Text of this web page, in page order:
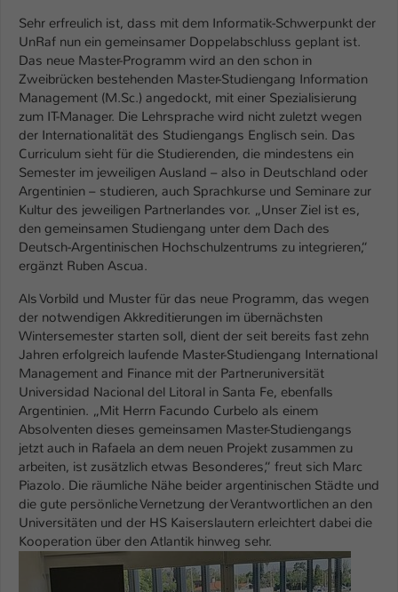
Show larger version
Sehr erfreulich ist, dass mit dem Informatik-Schwerpunkt der
UnRaf nun ein gemeinsamer Doppelabschluss geplant ist.
Das neue Master-Programm wird an den schon in
Zweibrücken bestehenden Master-Studiengang Information
Management (M.Sc.) angedockt, mit einer Spezialisierung
zum IT-Manager. Die Lehrsprache wird nicht zuletzt wegen
der Internationalität des Studiengangs Englisch sein. Das
Curriculum sieht für die Studierenden, die mindestens ein
Semester im jeweiligen Ausland – also in Deutschland oder
Argentinien – studieren, auch Sprachkurse und Seminare zur
Kultur des jeweiligen Partnerlandes vor. „Unser Ziel ist es,
den gemeinsamen Studiengang unter dem Dach des
Deutsch-Argentinischen Hochschulzentrums zu integrieren,“
ergänzt Ruben Ascua.
Als Vorbild und Muster für das neue Programm, das wegen
der notwendigen Akkreditierungen im übernächsten
Wintersemester starten soll, dient der seit bereits fast zehn
Jahren erfolgreich laufende Master-Studiengang International
Management and Finance mit der Partneruniversität
Universidad Nacional del Litoral in Santa Fe, ebenfalls
Argentinien. „Mit Herrn Facundo Curbelo als einem
Absolventen dieses gemeinsamen Master-Studiengangs
jetzt auch in Rafaela an dem neuen Projekt zusammen zu
arbeiten, ist zusätzlich etwas Besonderes,“ freut sich Marc
Piazolo. Die räumliche Nähe beider argentinischen Städte und
die gute persönliche Vernetzung der Verantwortlichen an den
Universitäten und der HS Kaiserslautern erleichtert dabei die
Kooperation über den Atlantik hinweg sehr.
Zweck
generierte ID, für die historische
Speicherung Ihrer vorgenommen
Einstellungen, falls der Webseiten-
Betreiber dies eingestellt hat.
Name fe_typo_user / PHPSESSID
Anbieter TYPO3
Laufzeit 1 Woche
Zweck
Dieses Cookie ist ein Standard-Session-
Cookie von TYPO3. Es speichert im Fall
eines Intranet-Logins die Session-ID. So
kann der eingeloggte Benutzer
wiedererkannt werden und es wird ihm
Zugang zu geschützten Bereichen
gewährt.
Name be_typo_user
Anbieter TYPO3
Laufzeit 1 Tag
Zweck
Dieser Cookie teilt der Webseite mit, ob
ein Besucher im Typo3-Backend
angemeldet ist und Rechte besitzt diese